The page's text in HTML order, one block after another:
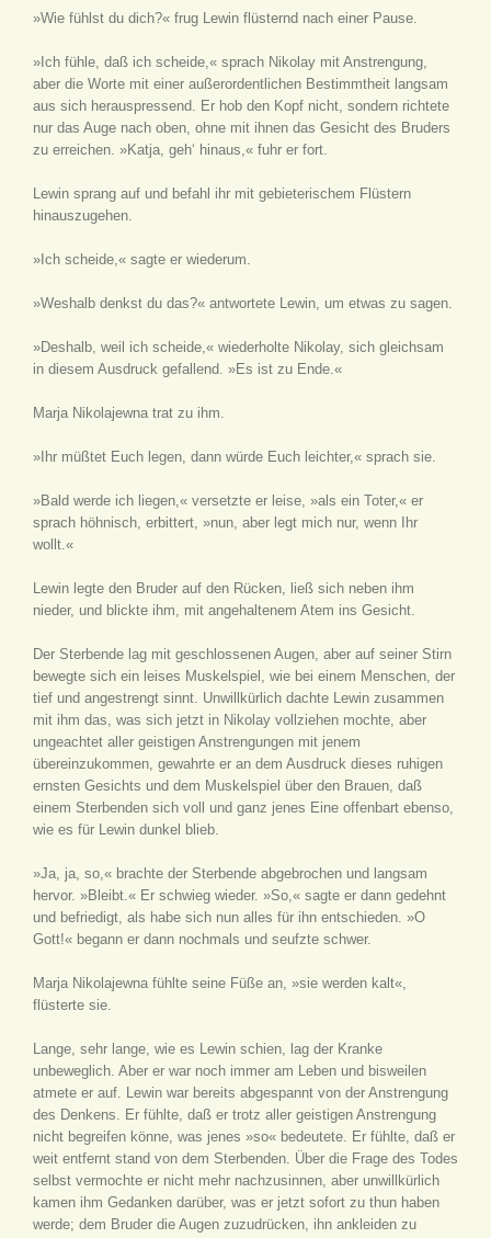
»Wie fühlst du dich?« frug Lewin flüsternd nach einer Pause.
»Ich fühle, daß ich scheide,« sprach Nikolay mit Anstrengung,
aber die Worte mit einer außerordentlichen Bestimmtheit langsam
aus sich herauspressend. Er hob den Kopf nicht, sondern richtete
nur das Auge nach oben, ohne mit ihnen das Gesicht des Bruders
zu erreichen. »Katja, geh‘ hinaus,« fuhr er fort.
Lewin sprang auf und befahl ihr mit gebieterischem Flüstern
hinauszugehen.
»Ich scheide,« sagte er wiederum.
»Weshalb denkst du das?« antwortete Lewin, um etwas zu sagen.
»Deshalb, weil ich scheide,« wiederholte Nikolay, sich gleichsam
in diesem Ausdruck gefallend. »Es ist zu Ende.«
Marja Nikolajewna trat zu ihm.
»Ihr müßtet Euch legen, dann würde Euch leichter,« sprach sie.
»Bald werde ich liegen,« versetzte er leise, »als ein Toter,« er
sprach höhnisch, erbittert, »nun, aber legt mich nur, wenn Ihr
wollt.«
Lewin legte den Bruder auf den Rücken, ließ sich neben ihm
nieder, und blickte ihm, mit angehaltenem Atem ins Gesicht.
Der Sterbende lag mit geschlossenen Augen, aber auf seiner Stirn
bewegte sich ein leises Muskelspiel, wie bei einem Menschen, der
tief und angestrengt sinnt. Unwillkürlich dachte Lewin zusammen
mit ihm das, was sich jetzt in Nikolay vollziehen mochte, aber
ungeachtet aller geistigen Anstrengungen mit jenem
übereinzukommen, gewahrte er an dem Ausdruck dieses ruhigen
ernsten Gesichts und dem Muskelspiel über den Brauen, daß
einem Sterbenden sich voll und ganz jenes Eine offenbart ebenso,
wie es für Lewin dunkel blieb.
»Ja, ja, so,« brachte der Sterbende abgebrochen und langsam
hervor. »Bleibt.« Er schwieg wieder. »So,« sagte er dann gedehnt
und befriedigt, als habe sich nun alles für ihn entschieden. »O
Gott!« begann er dann nochmals und seufzte schwer.
Marja Nikolajewna fühlte seine Füße an, »sie werden kalt«,
flüsterte sie.
Lange, sehr lange, wie es Lewin schien, lag der Kranke
unbeweglich. Aber er war noch immer am Leben und bisweilen
atmete er auf. Lewin war bereits abgespannt von der Anstrengung
des Denkens. Er fühlte, daß er trotz aller geistigen Anstrengung
nicht begreifen könne, was jenes »so« bedeutete. Er fühlte, daß er
weit entfernt stand von dem Sterbenden. Über die Frage des Todes
selbst vermochte er nicht mehr nachzusinnen, aber unwillkürlich
kamen ihm Gedanken darüber, was er jetzt sofort zu thun haben
werde; dem Bruder die Augen zuzudrücken, ihn ankleiden zu